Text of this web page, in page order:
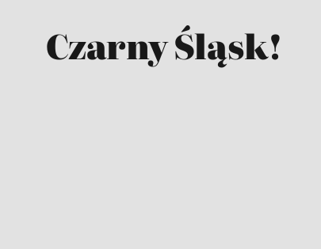
Czarny Śląsk!